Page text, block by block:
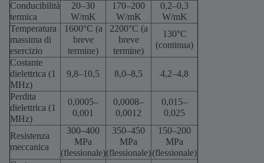
Conducibilità
termica
20–30
W/mK
170–200
W/mK
0,2–0,3
W/mK
Temperatura
massima di
esercizio
1600°C (a
breve
termine)
2200°C (a
breve
termine)
130°C
(continua)
Costante
dielettrica (1
MHz)
9,8–10,5 8,0–8,5 4,2–4,8
Perdita
dielettrica (1
MHz)
0,0005–
0,001
0,0008–
0,0012
0,015–
0,025
Resistenza
meccanica
300–400
MPa
(flessionale)
350–450
MPa
(flessionale)
150–200
MPa
(flessionale)